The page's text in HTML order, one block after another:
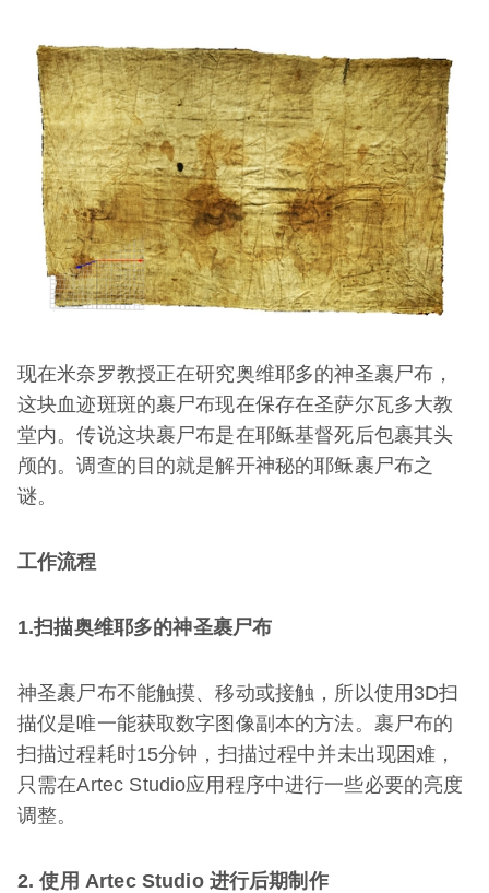
现在米奈罗教授正在研究奥维耶多的神圣裹尸布，
这块血迹斑斑的裹尸布现在保存在圣萨尔瓦多大教
堂内。传说这块裹尸布是在耶稣基督死后包裹其头
颅的。调查的目的就是解开神秘的耶稣裹尸布之
谜。
工作流程
1.扫描奥维耶多的神圣裹尸布
神圣裹尸布不能触摸、移动或接触，所以使用3D扫
描仪是唯一能获取数字图像副本的方法。裹尸布的
扫描过程耗时15分钟，扫描过程中并未出现困难，
只需在Artec Studio应用程序中进行一些必要的亮度
调整。
2. 使用 Artec Studio 进行后期制作